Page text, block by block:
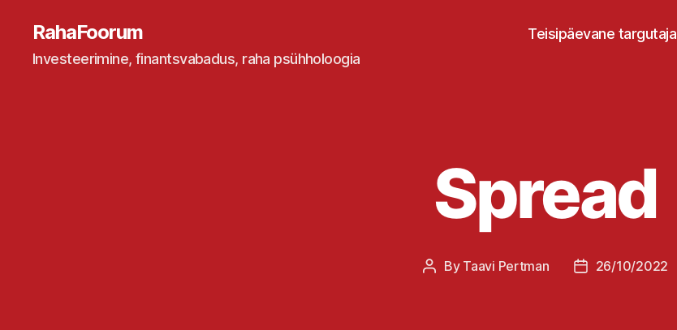
RahaFoorum
Investeerimine, finantsvabadus, raha psühholoogia
Teisipäevane targutaja
Spread
Post
By Taavi Pertman
Post26/10/2022